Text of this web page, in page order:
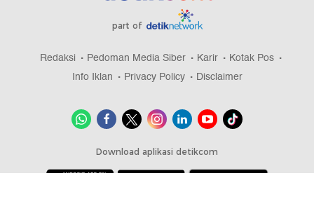
part of
Redaksi Pedoman Media Siber Karir
Kotak Pos
Info Iklan
Privacy Policy Disclaimer
Download aplikasi detikcom